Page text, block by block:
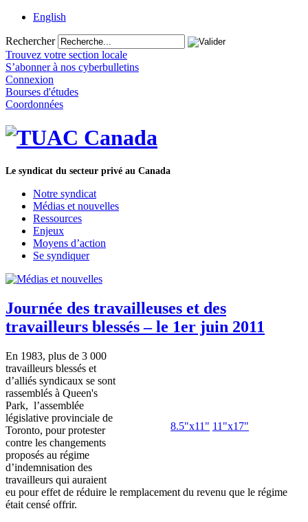
English
Rechercher
Trouvez votre section locale
S’abonner à nos cyberbulletins
Connexion
Bourses d'études
Coordonnées
Le syndicat du secteur privé au Canada
Notre syndicat
Médias et nouvelles
Ressources
Enjeux
Moyens d’action
Se syndiquer
Journée des travailleuses et des
travailleurs blessés – le 1er juin 2011
8.5"x11" 11"x17"
En 1983, plus de 3 000
travailleurs blessés et
d’alliés syndicaux se sont
rassemblés à Queen's
Park, l’assemblée
législative provinciale de
Toronto, pour protester
contre les changements
proposés au régime
d’indemnisation des
travailleurs qui auraient
eu pour effet de réduire le remplacement du revenu que le régime
était censé offrir.